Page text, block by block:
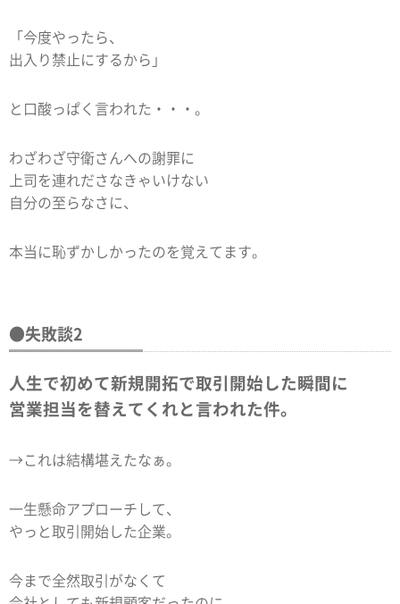
「今度やったら、
出入り禁止にするから」
と口酸っぱく言われた・・・。
わざわざ守衛さんへの謝罪に
上司を連れださなきゃいけない
自分の至らなさに、
本当に恥ずかしかったのを覚えてます。
●失敗談2
人生で初めて新規開拓で取引開始した瞬間に
営業担当を替えてくれと言われた件。
→これは結構堪えたなぁ。
一生懸命アプローチして、
やっと取引開始した企業。
今まで全然取引がなくて